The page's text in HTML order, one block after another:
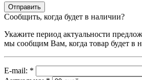
Сообщить, когда будет в наличии?
Укажите период актуальности
мы сообщим Вам, когда товар будет в
E-mail: *